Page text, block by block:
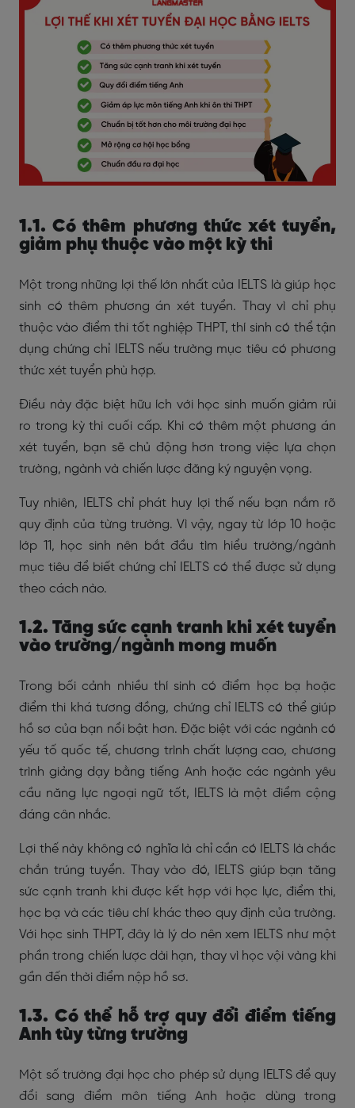
1.1. Có thêm phương thức xét tuyển,
giảm phụ thuộc vào một kỳ thi
Một trong những lợi thế lớn nhất của IELTS là giúp học
sinh có thêm phương án xét tuyển. Thay vì chỉ phụ
thuộc vào điểm thi tốt nghiệp THPT, thí sinh có thể tận
dụng chứng chỉ IELTS nếu trường mục tiêu có phương
thức xét tuyển phù hợp.
Điều này đặc biệt hữu ích với học sinh muốn giảm rủi
ro trong kỳ thi cuối cấp. Khi có thêm một phương án
xét tuyển, bạn sẽ chủ động hơn trong việc lựa chọn
trường, ngành và chiến lược đăng ký nguyện vọng.
Tuy nhiên, IELTS chỉ phát huy lợi thế nếu bạn nắm rõ
quy định của từng trường. Vì vậy, ngay từ lớp 10 hoặc
lớp 11, học sinh nên bắt đầu tìm hiểu trường/ngành
mục tiêu để biết chứng chỉ IELTS có thể được sử dụng
theo cách nào.
1.2. Tăng sức cạnh tranh khi xét tuyển
vào trường/ngành mong muốn
Trong bối cảnh nhiều thí sinh có điểm học bạ hoặc
điểm thi khá tương đồng, chứng chỉ IELTS có thể giúp
hồ sơ của bạn nổi bật hơn. Đặc biệt với các ngành có
yếu tố quốc tế, chương trình chất lượng cao, chương
trình giảng dạy bằng tiếng Anh hoặc các ngành yêu
cầu năng lực ngoại ngữ tốt, IELTS là một điểm cộng
đáng cân nhắc.
Lợi thế này không có nghĩa là chỉ cần có IELTS là chắc
chắn trúng tuyển. Thay vào đó, IELTS giúp bạn tăng
sức cạnh tranh khi được kết hợp với học lực, điểm thi,
học bạ và các tiêu chí khác theo quy định của trường.
Với học sinh THPT, đây là lý do nên xem IELTS như một
phần trong chiến lược dài hạn, thay vì học vội vàng khi
gần đến thời điểm nộp hồ sơ.
1.3. Có thể hỗ trợ quy đổi điểm tiếng
Anh tùy từng trường
Một số trường đại học cho phép sử dụng IELTS để quy
đổi sang điểm môn tiếng Anh hoặc dùng trong